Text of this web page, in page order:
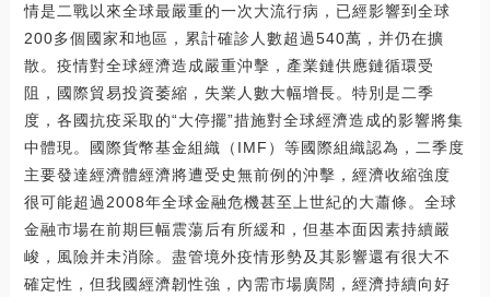
情是二戰以來全球最嚴重的一次大流行病，已經影響到全球
200多個國家和地區，累計確診人數超過540萬，并仍在擴
散。疫情對全球經濟造成嚴重沖擊，產業鏈供應鏈循環受
阻，國際貿易投資萎縮，失業人數大幅增長。特別是二季
度，各國抗疫采取的“大停擺”措施對全球經濟造成的影響將集
中體現。國際貨幣基金組織（IMF）等國際組織認為，二季度
主要發達經濟體經濟將遭受史無前例的沖擊，經濟收縮強度
很可能超過2008年全球金融危機甚至上世紀的大蕭條。全球
金融市場在前期巨幅震蕩后有所緩和，但基本面因素持續嚴
峻，風險并未消除。盡管境外疫情形勢及其影響還有很大不
確定性，但我國經濟韌性強，內需市場廣闊，經濟持續向好